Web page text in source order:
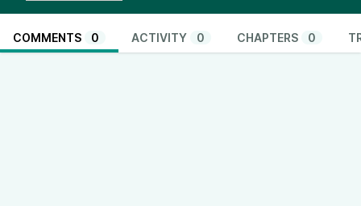
COMMENTS 0 ACTIVITY 0 CHAPTERS 0